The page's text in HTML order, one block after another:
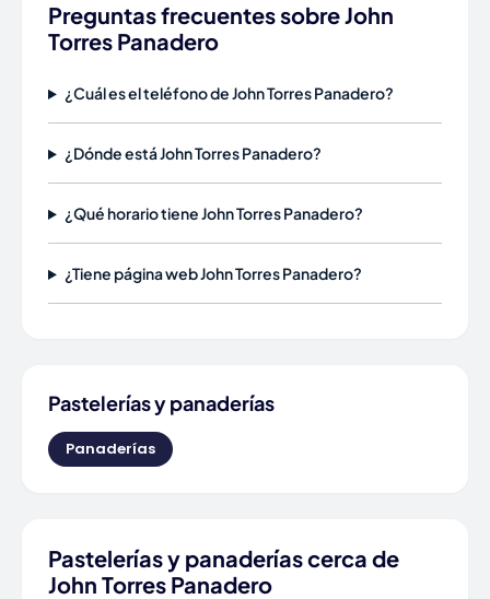
Preguntas frecuentes sobre John
Torres Panadero
¿Cuál es el teléfono de John Torres Panadero?
¿Dónde está John Torres Panadero?
¿Qué horario tiene John Torres Panadero?
¿Tiene página web John Torres Panadero?
Pastelerías y panaderías
Panaderías
Pastelerías y panaderías cerca de
John Torres Panadero